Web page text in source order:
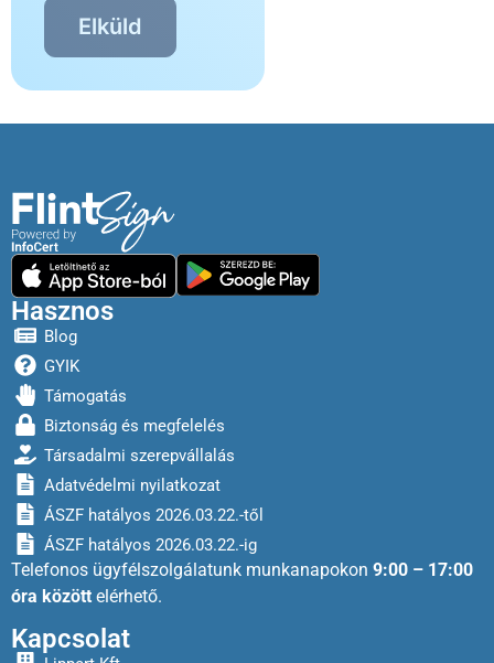
Hasznos
Blog
GYIK
Támogatás
Biztonság és megfelelés
Társadalmi szerepvállalás
Adatvédelmi nyilatkozat
ÁSZF hatályos 2026.03.22.-től
ÁSZF hatályos 2026.03.22.-ig
Telefonos ügyfélszolgálatunk munkanapokon 9:00 – 17:00
óra között elérhető.
Kapcsolat